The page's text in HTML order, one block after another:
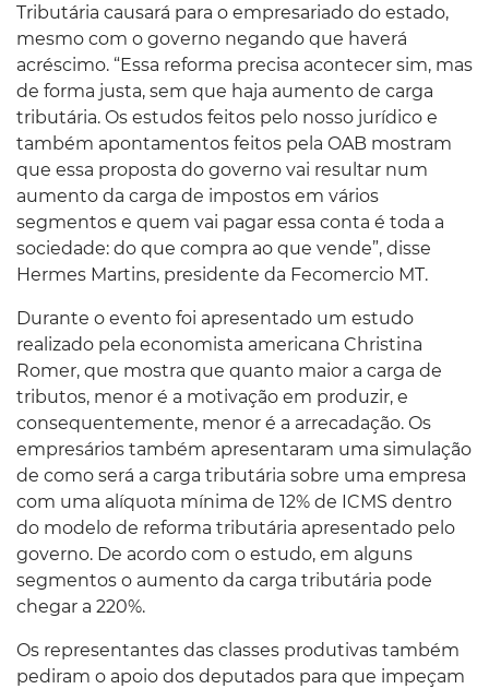
Tributária causará para o empresariado do estado,
mesmo com o governo negando que haverá
acréscimo. “Essa reforma precisa acontecer sim, mas
de forma justa, sem que haja aumento de carga
tributária. Os estudos feitos pelo nosso jurídico e
também apontamentos feitos pela OAB mostram
que essa proposta do governo vai resultar num
aumento da carga de impostos em vários
segmentos e quem vai pagar essa conta é toda a
sociedade: do que compra ao que vende”, disse
Hermes Martins, presidente da Fecomercio MT.
Durante o evento foi apresentado um estudo
realizado pela economista americana Christina
Romer, que mostra que quanto maior a carga de
tributos, menor é a motivação em produzir, e
consequentemente, menor é a arrecadação. Os
empresários também apresentaram uma simulação
de como será a carga tributária sobre uma empresa
com uma alíquota mínima de 12% de ICMS dentro
do modelo de reforma tributária apresentado pelo
governo. De acordo com o estudo, em alguns
segmentos o aumento da carga tributária pode
chegar a 220%.
Os representantes das classes produtivas também
pediram o apoio dos deputados para que impeçam